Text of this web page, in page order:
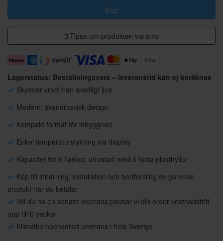
Köp
Tipsa om produkten via sms
Lagerstatus: Beställningsvara – leveranstid kan ej beräknas
Skyddar vinet från skadligt ljus
Modern, skandinavisk design
Kompakt format för inbyggnad
Enkel temperaturstyrning via display
Kapacitet för 8 flaskor, utrustad med 6 fasta plasthyllor
Köp till inbärning, installation och bortforsling av gammal
produkt när du betalar
Vill du ha en senare leverans pausar vi din order kostnadsfritt
upp till 6 veckor
Klimatkompenserad leverans i hela Sverige